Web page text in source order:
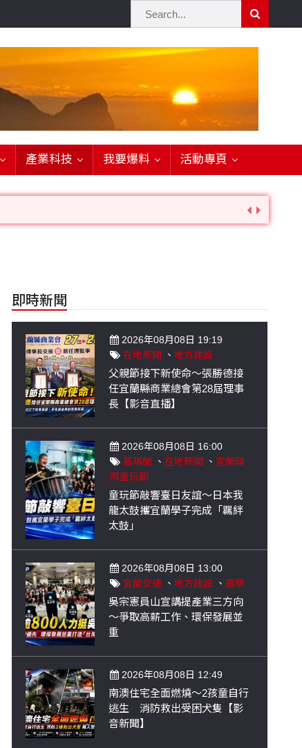
產業科技 我要爆料 活動專頁
即時新聞
2026年08月08日 19:19
在地新聞
、地方建設
父親節接下新使命～張勝德接
任宜蘭縣商業總會第28屆理事
長【影音直播】
2026年08月08日 16:00
葛瑪蘭 、在地新聞 、 宜蘭國
際童玩節
童玩節敲響臺日友誼～日本我
龍太鼓攜宜蘭學子完成「羈絆
太鼓」
2026年08月08日 13:00
宜蘭交通 、地方建設 、選舉
吳宗憲員山宣講提產業三方向
～爭取高薪工作、環保發展並
重
2026年08月08日 12:49
南澳住宅全面燃燒～2孩童自行
逃生 消防救出受困犬隻【影
音新聞】